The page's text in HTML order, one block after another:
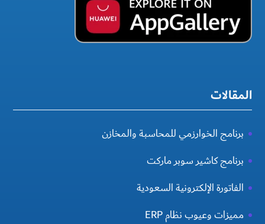
المقالات
برنامج الخوارزمي للمحاسبة والمخازن
برنامج كاشير سوبر ماركت
الفاتورة الإلكترونية السعودية
مميزات وعيوب نظام ERP